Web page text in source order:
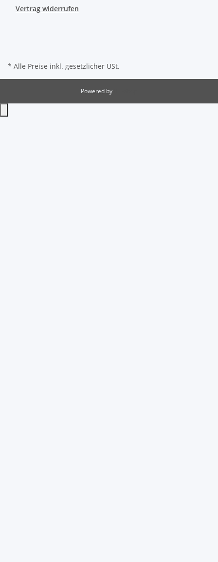
Vertrag widerrufen
* Alle Preise inkl. gesetzlicher USt.
Powered by